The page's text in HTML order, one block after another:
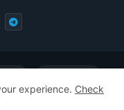
experience. Check